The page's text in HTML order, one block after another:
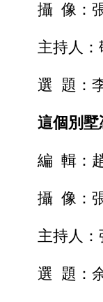
攝 像：
主持人：
選 題：李
這個別墅
編 輯：趙
攝 像：張
主持人：
選 題：余